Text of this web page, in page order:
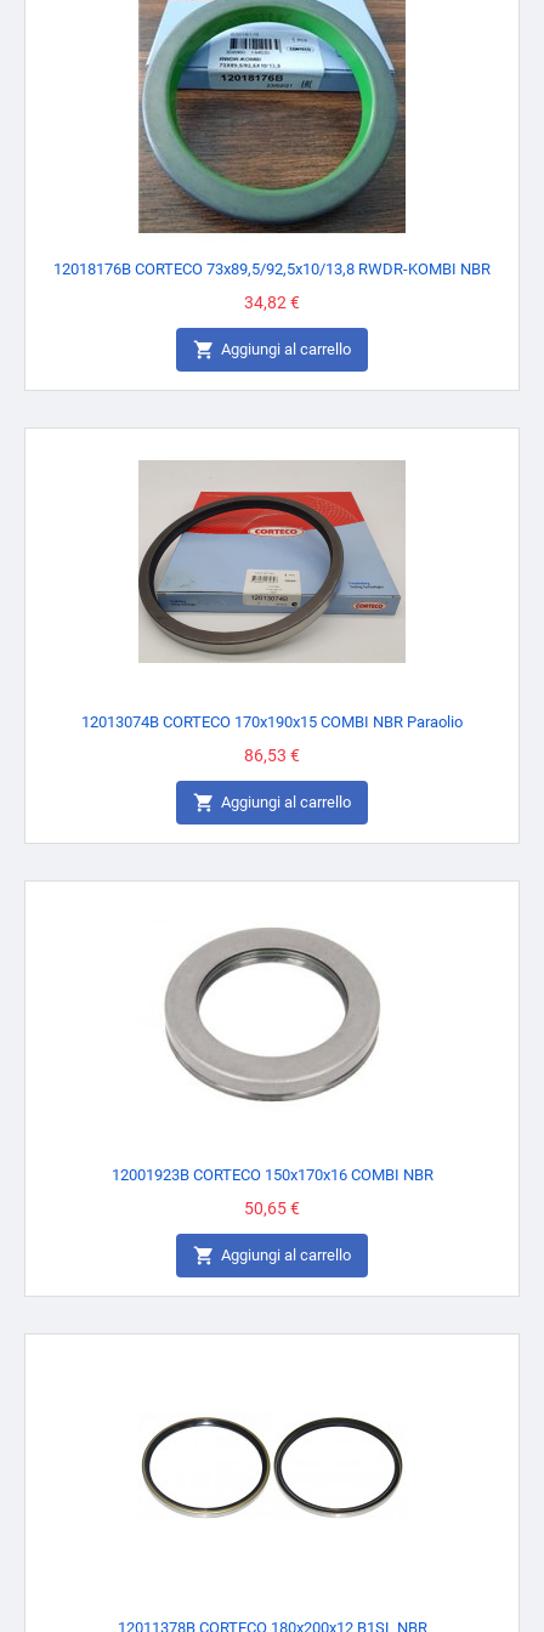
12018176B CORTECO 73x89,5/92,5x10/13,8 RWDR-KOMBI NBR
Prezzo
34,82 €
 Aggiungi al carrello
12013074B CORTECO 170x190x15 COMBI NBR Paraolio
Prezzo
86,53 €
 Aggiungi al carrello
12001923B CORTECO 150x170x16 COMBI NBR
Prezzo
50,65 €
 Aggiungi al carrello
12011378B CORTECO 180x200x12 B1SL NBR